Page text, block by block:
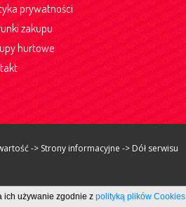
prywatności
zakupu
hurtowe
-> Strony informacyjne -> Dół serwisu
ich używanie zgodnie z polityką plików Cookies